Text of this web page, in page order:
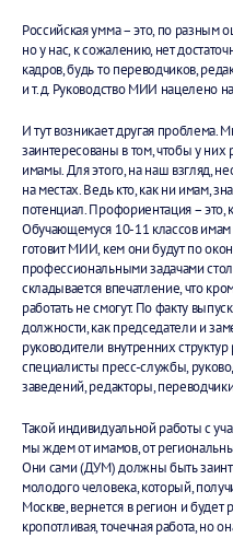
Российская умма – это, по разным
но у нас, к сожалению, нет
кадров, будь то переводчиков,
и т.д. Руководство МИИ нацелено
И тут возникает другая проблема.
заинтересованы в том, чтобы у
имамы. Для этого, на наш взгляд,
на местах. Ведь кто, как ни имам,
потенциал. Профориентация – это,
Обучающемуся 10-11 классов имам
готовит МИИ, кем они будут по
профессиональными задачами
складывается впечатление, что
работать не смогут. По факту
должности, как председатели и
руководители внутренних
специалисты пресс-службы,
заведений, редакторы,
Такой индивидуальной работы с
мы ждем от имамов, от
Они сами (ДУМ) должны быть
молодого человека, который,
Москве, вернется в регион и будет
кропотливая, точечная работа, но